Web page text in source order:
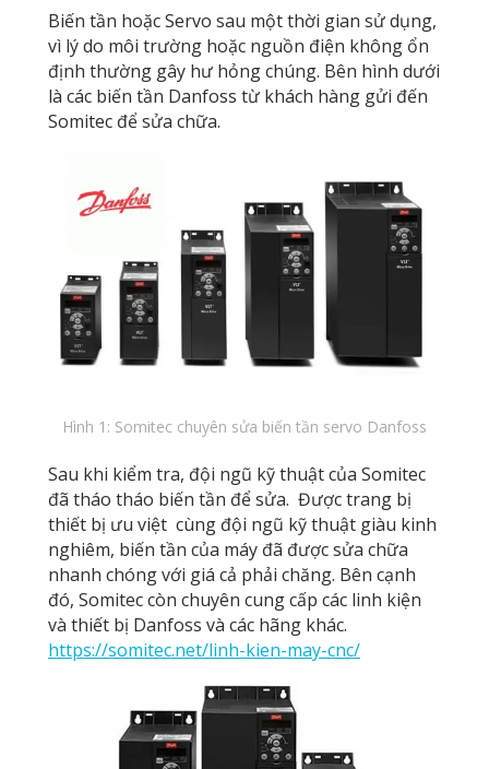
Biến tần hoặc Servo sau một thời gian sử dụng,
vì lý do môi trường hoặc nguồn điện không ổn
định thường gây hư hỏng chúng. Bên hình dưới
là các biến tần Danfoss từ khách hàng gửi đến
Somitec để sửa chữa.
Hình 1: Somitec chuyên sửa biến tần servo Danfoss
Sau khi kiểm tra, đội ngũ kỹ thuật của Somitec
đã tháo tháo biến tần để sửa. Được trang bị
thiết bị ưu việt cùng đội ngũ kỹ thuật giàu kinh
nghiêm, biến tần của máy đã được sửa chữa
nhanh chóng với giá cả phải chăng. Bên cạnh
đó, Somitec còn chuyên cung cấp các linh kiện
và thiết bị Danfoss và các hãng khác.
https://somitec.net/linh-kien-may-cnc/